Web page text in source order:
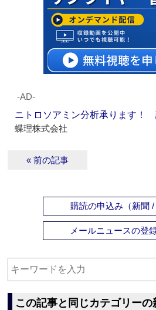
‐AD‐
ニトロソアミン分析承ります！
蝶理株式会社
« 前の記事
購読の申込み（新聞 /
メールニュースの登
この記事と同じカテゴリーの